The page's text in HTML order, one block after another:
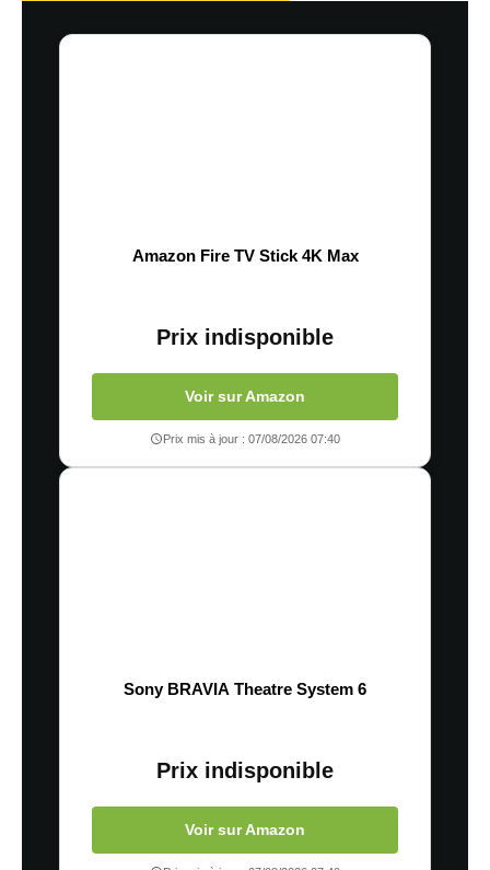
Amazon Fire TV Stick 4K Max
Prix indisponible
Voir sur Amazon
Prix mis à jour : 07/08/2026 07:40
Sony BRAVIA Theatre System 6
Prix indisponible
Voir sur Amazon